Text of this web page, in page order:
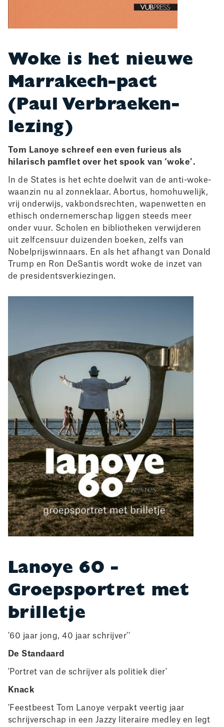
Woke is het nieuwe
Marrakech-pact
(Paul Verbraeken-
lezing)
Tom Lanoye schreef een even furieus als
hilarisch pamflet over het spook van ‘woke’.
In de States is het echte doelwit van de anti-woke-
waanzin nu al zonneklaar. Abortus, homohuwelijk,
vrij onderwijs, vakbondsrechten, wapenwetten en
ethisch ondernemerschap liggen steeds meer
onder vuur. Scholen en bibliotheken verwijderen
uit zelfcensuur duizenden boeken, zelfs van
Nobelprijswinnaars. En als het afhangt van Donald
Trump en Ron DeSantis wordt woke de inzet van
de presidentsverkiezingen.
Lanoye 60 -
Groepsportret met
brilletje
'60 jaar jong, 40 jaar schrijver''
De Standaard
'Portret van de schrijver als politiek dier'
Knack
'Feestbeest Tom Lanoye verpakt veertig jaar
schrijverschap in een Jazzy literaire medley en legt